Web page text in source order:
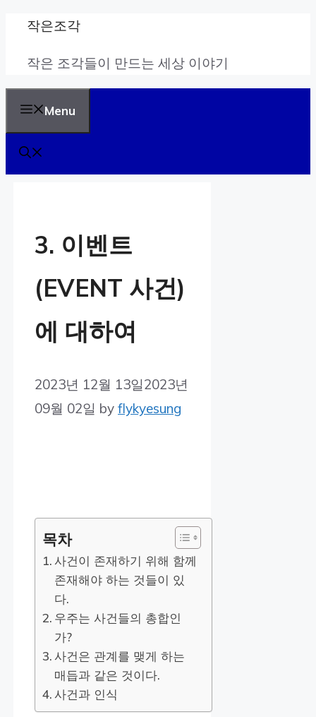
Skip
content
작은조각
작은 조각들이 만드는 세상 이야기
Menu
3. 이벤트
(EVENT 사건)
에 대하여
2023년 12월 13일2023년
09월 02일 by flykyesung
목차
사건이 존재하기 위해 함께
존재해야 하는 것들이 있
다.
우주는 사건들의 총합인
가?
사건은 관계를 맺게 하는
매듭과 같은 것이다.
사건과 인식